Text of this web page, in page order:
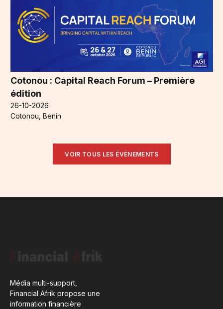
Cotonou : Capital Reach Forum – Première
édition
26-10-2026
Cotonou, Benin
VOIR TOUS LES ÉVÉNEMENTS
Média multi-support,
Financial Afrik propose une
information financière